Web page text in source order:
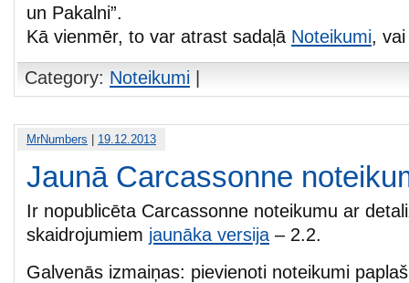
un Pakalni”.
Kā vienmēr, to var atrast sadaļā Noteikumi,
Category: Noteikumi
MrNumbers 19.12.2013
Jaunā Carcassonne
Ir nopublicēta Carcassonne noteikumu ar
skaidrojumiem jaunāka versija – 2.2.
Galvenās izmaiņas: pievienoti noteikumi